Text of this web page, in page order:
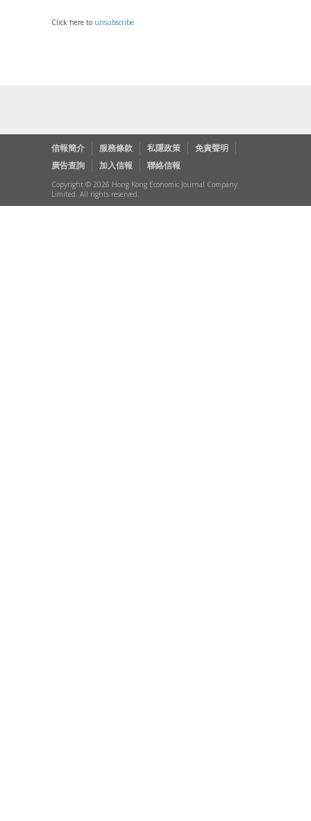
Click here to unsubscribe
信報簡介 服務條款 私隱政策
免責聲明
廣告查詢
加入信報 聯絡信報
Copyright © 2026 Hong Kong Economic Journal Company
Limited. All rights reserved.